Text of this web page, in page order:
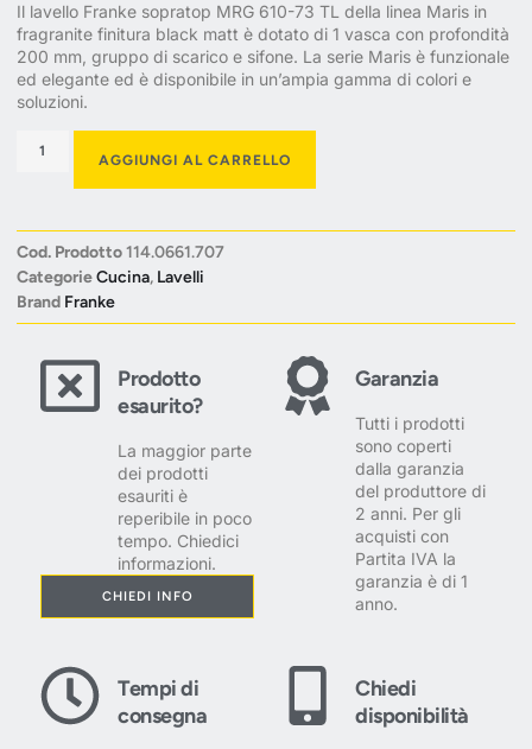
Il lavello Franke sopratop MRG 610-73 TL della linea Maris in
fragranite finitura black matt è dotato di 1 vasca con profondità
200 mm, gruppo di scarico e sifone. La serie Maris è funzionale
ed elegante ed è disponibile in un’ampia gamma di colori e
soluzioni.
AGGIUNGI AL CARRELLO
Cod. Prodotto114.0661.707
CategorieCucina, Lavelli
Brand Franke
Prodotto
esaurito?
La maggior parte
dei prodotti
esauriti è
reperibile in poco
tempo. Chiedici
informazioni.
CHIEDI INFO
Garanzia
Tutti i prodotti
sono coperti
dalla garanzia
del produttore di
2 anni. Per gli
acquisti con
Partita IVA la
garanzia è di 1
anno.
Tempi di
consegna
Chiedi
disponibilità